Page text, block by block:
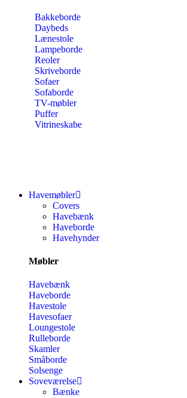
Bakkeborde
Daybeds
Lænestole
Lampeborde
Reoler
Skriveborde
Sofaer
Sofaborde
TV-møbler
Puffer
Vitrineskabe
Havemøbler
Covers
Havebænk
Haveborde
Havehynder
Møbler
Havebænk
Haveborde
Havestole
Havesofaer
Loungestole
Rulleborde
Skamler
Småborde
Solsenge
Soveværelse
Bænke